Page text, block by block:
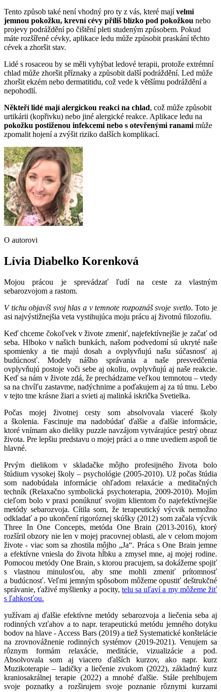
Tento způsob také není vhodný pro ty z vás, které majívelmi
jemnou pokožku, krevní cévy příliš blízko pod pokožkou nebo
projevy podráždění po čištění pleti studeným způsobem. Pokud
máte rozšířené cévky, aplikace ledu může způsobit praskání těchto
cévek a zhoršit stav.
Lidé s rosaceou by se měli vyhýbat ledové terapii, protože extrémní
chlad může zhoršit příznaky a způsobit další podráždění. Led může
zhoršit ekzém nebo dermatitidu, což vede k většímu podráždění a
nepohodlí.
Někteří lidé mají alergickou reakci na chlad, což může způsobit
urtikárii (kopřivku) nebo jiné alergické reakce. Aplikace ledu na
pokožku postiženou infekcemi nebo s otevřenými ranami může
zpomalit hojení a zvýšit riziko dalších komplikací.
O autorovi
Lívia Diabelko Korenková
Mojou prácou je sprevádzať ľudí na ceste za vlastným
sebarozvojom a rastom.
V tichu objavíš svoj hlas a v temnote rozpoznáš svoje svetlo. Toto je
asi najvýstižnejšia veta vystihujúca moju prácu aj životnú filozofiu.
Keď chceme čokoľvek v živote zmeniť, najefektívnejšie je začať od
seba. Hlboko v našich bunkách, našom podvedomí sú ukryté naše
spomienky a tie majú dosah a ovplyvňujú našu súčasnosť aj
budúcnosť. Modely nášho správania a naše presvedčenia
ovplyvňujú postoje voči sebe aj okoliu, ovplyvňujú aj naše reakcie.
Keď sa nám v živote zdá, že prechádzame veľkou temnotou – vtedy
sa na chvíľu zastavme, nadýchnime a poďakujem aj za tú tmu. Lebo
v tejto tme krásne žiari a svieti aj malinká iskrička Svetielka.
Počas mojej životnej cesty som absolvovala viaceré školy
a školenia. Fascinuje ma nadobúdať ďalšie a ďalšie informácie,
ktoré vnímam ako dieliky puzzle navzájom vytvárajúce pestrý obraz
života. Pre lepšiu predstavu o mojej práci a o mne uvediem aspoň tie
hlavné.
Prvým dielikom v skladačke môjho profesijného života bolo
štúdium vysokej školy – psychológie (2005-2010). Už počas štúdia
som nadobúdala informácie ohľadom relaxácie a meditačných
techník (Relaxačno symbolická psychoterapia, 2009-2010). Mojím
cieľom bolo v praxi ponúknuť svojim klientom čo najefektívnejšie
metódy sebarozvoja. Cítila som, že terapeutický výcvik nemožno
odkladať a po ukončení rigoróznej skúšky (2012) som začala výcvik
Three In One Concepts, metóda One Brain (2013-2016), ktorý
rozšíril obzory nie len v mojej pracovnej oblasti, ale v celom mojom
živote - viac som sa zhostila môjho „Ja“. Práca s One Brain jemne
a efektívne vniesla do života hĺbku a zmysel mne, aj mojej rodine.
Pomocou metódy One Brain, s ktorou pracujem, sa dokážeme spojiť
s vlastnou minulosťou, aby sme mohli zmeniť prítomnosť
a budúcnosť. Veľmi jemným spôsobom môžeme opustiť deštrukčné
správanie, ťaživé myšlienky a pocity, telu sa uľaví a my môžeme žiť
s ľahkosťou.
yužívam aj ďalšie efektívne metódy sebarozvoja a liečenia seba aj
rodinných vzťahov a to napr. terapeutickú metódu jemného dotyku
bodov na hlave - Access Bars (2019) a tiež Systematické konštelácie
na zrovnovážnenie rodinných systémov (2019-2021). Venujem sa
rôznym formám relaxácie, meditácie, vizualizácie a pod.
Absolvovala som aj viacero ďalších kurzov, ako napr. kurz
Muzikoterapie – ladičky a liečenie zvukom (2022), základný kurz
kraniosakrálnej terapie (2022) a mnohé ďalšie. Stále prehlbujem
svoje poznatky a rozširujem svoje poznanie rôznymi kurzami